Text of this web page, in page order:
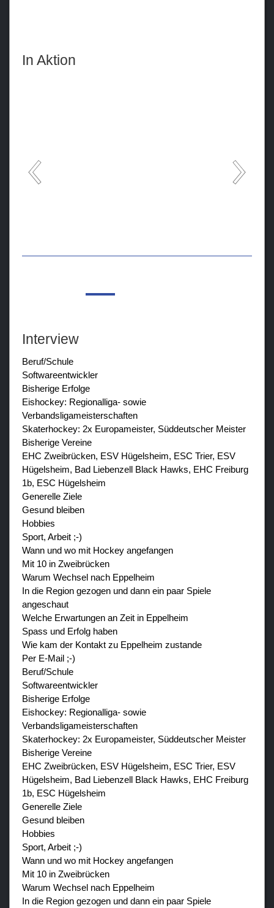
In Aktion
Interview
Beruf/Schule
Softwareentwickler
Bisherige Erfolge
Eishockey: Regionalliga- sowie
Verbandsligameisterschaften
Skaterhockey: 2x Europameister, Süddeutscher Meister
Bisherige Vereine
EHC Zweibrücken, ESV Hügelsheim, ESC Trier, ESV
Hügelsheim, Bad Liebenzell Black Hawks, EHC Freiburg
1b, ESC Hügelsheim
Generelle Ziele
Gesund bleiben
Hobbies
Sport, Arbeit ;-)
Wann und wo mit Hockey angefangen
Mit 10 in Zweibrücken
Warum Wechsel nach Eppelheim
In die Region gezogen und dann ein paar Spiele
angeschaut
Welche Erwartungen an Zeit in Eppelheim
Spass und Erfolg haben
Wie kam der Kontakt zu Eppelheim zustande
Per E-Mail ;-)
Beruf/Schule
Softwareentwickler
Bisherige Erfolge
Eishockey: Regionalliga- sowie
Verbandsligameisterschaften
Skaterhockey: 2x Europameister, Süddeutscher Meister
Bisherige Vereine
EHC Zweibrücken, ESV Hügelsheim, ESC Trier, ESV
Hügelsheim, Bad Liebenzell Black Hawks, EHC Freiburg
1b, ESC Hügelsheim
Generelle Ziele
Gesund bleiben
Hobbies
Sport, Arbeit ;-)
Wann und wo mit Hockey angefangen
Mit 10 in Zweibrücken
Warum Wechsel nach Eppelheim
In die Region gezogen und dann ein paar Spiele